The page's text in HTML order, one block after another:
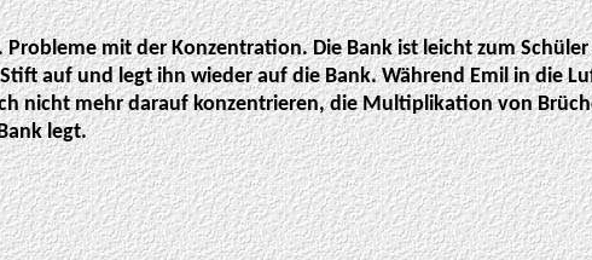
mit der Konzentration. Die Bank ist leicht zum
auf und legt ihn wieder auf die Bank. Während Emil in die
nicht mehr darauf konzentrieren, die Multiplikation von
legt.